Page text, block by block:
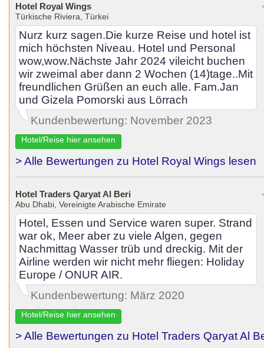
Hotel Royal Wings
Türkische Riviera, Türkei
Nurz kurz sagen.Die kurze Reise und hotel ist
mich höchsten Niveau. Hotel und Personal
wow,wow.Nächste Jahr 2024 vileicht buchen
wir zweimal aber dann 2 Wochen (14)tage..Mit
freundlichen Grüßen an euch alle. Fam.Jan
und Gizela Pomorski aus Lörrach
Kundenbewertung: November 2023
Hotel/Reise hier ansehen
> Alle Bewertungen zu Hotel Royal Wings lesen
Hotel Traders Qaryat Al Beri
Abu Dhabi, Vereinigte Arabische Emirate
Hotel, Essen und Service waren super. Strand
war ok, Meer aber zu viele Algen, gegen
Nachmittag Wasser trüb und dreckig. Mit der
Airline werden wir nicht mehr fliegen: Holiday
Europe / ONUR AIR.
Kundenbewertung: März 2020
Hotel/Reise hier ansehen
> Alle Bewertungen zu Hotel Traders Qaryat Al